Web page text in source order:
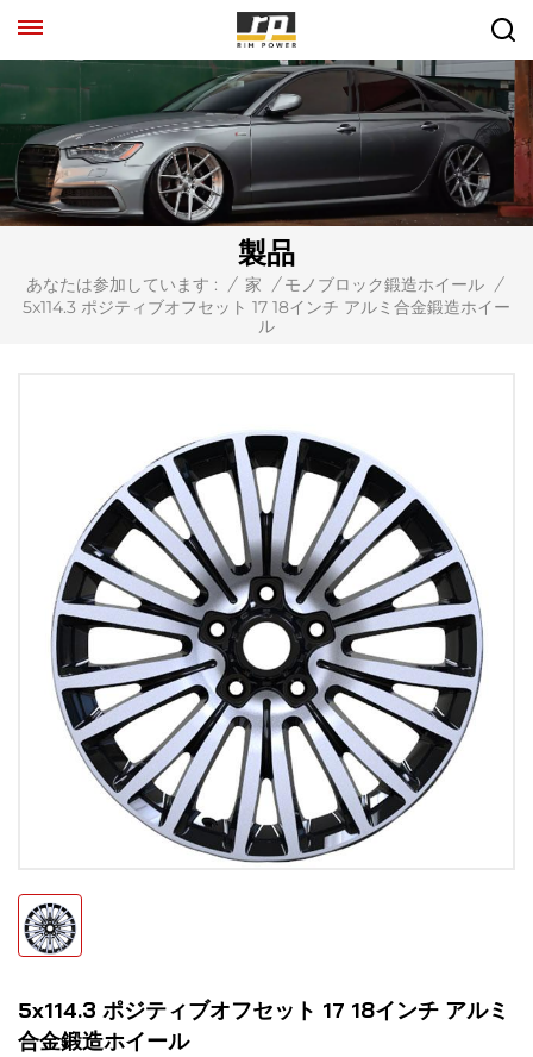
製品
あなたは参加しています : / 家 / モノブロック鍛造ホイール /
5x114.3 ポジティブオフセット 17 18インチ アルミ合金鍛造ホイー
ル
5x114.3 ポジティブオフセット 17 18インチ アルミ
合金鍛造ホイール